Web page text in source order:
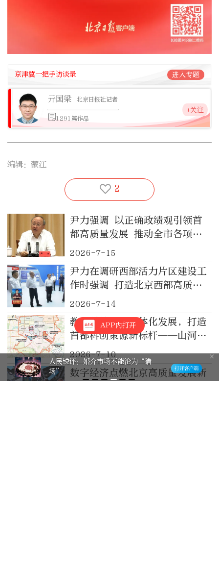
京津冀一把手访谈录 进入专题
亓国梁 北京日报社记者
1291篇作品
+关注
编辑：蒙江
2
尹力强调 以正确政绩观引领首
都高质量发展 推动全市各项工
作不断取得新成效
2026-7-15
尹力在调研西部活力片区建设工
作时强调 打造北京西部高质量
发展新引擎 绘就“山水京西、
活力永定”新图景
2026-7-14
教育科技人才一体化发展，打造
首都科创策源新标杆——山河湾
谷创新区的实践探索
2026-7-10
数字经济点燃北京高质量发展新
APP内打开
人民锐评：婚介市场不能沦为“猎
场”